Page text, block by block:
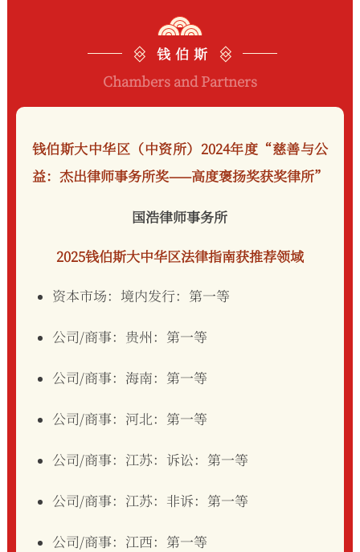
钱 伯 斯
Chambers and Partners
钱伯斯大中华区（中资所）2024年度“慈善与公
益：杰出律师事务所奖——高度褒扬奖获奖律所”
国浩律师事务所
2025钱伯斯大中华区法律指南获推荐领域
资本市场：境内发行：第一等
公司/商事：贵州：第一等
公司/商事：海南：第一等
公司/商事：河北：第一等
公司/商事：江苏：诉讼：第一等
公司/商事：江苏：非诉：第一等
公司/商事：江西：第一等